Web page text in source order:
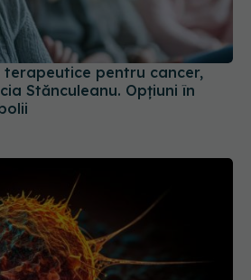
Stănculeanu. Opțiuni în